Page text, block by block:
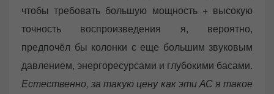
чтобы требовать большую мощность + высокую
точность воспроизведения я, вероятно,
предпочёл бы колонки с еще большим звуковым
давлением, энергоресурсами и глубокими басами.
Естественно, за такую цену как эти АС я такое